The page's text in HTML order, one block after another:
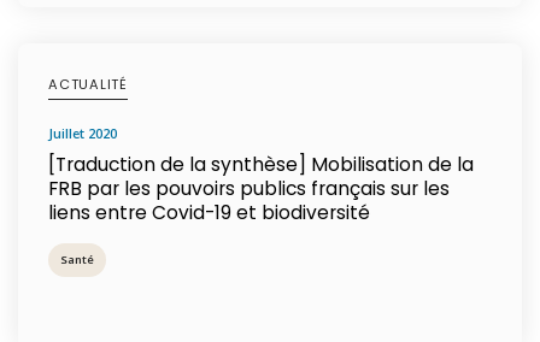
ACTUALITÉ
juillet 2020
[Traduction de la synthèse] Mobilisation de la
FRB par les pouvoirs publics français sur les
liens entre Covid-19 et biodiversité
Santé